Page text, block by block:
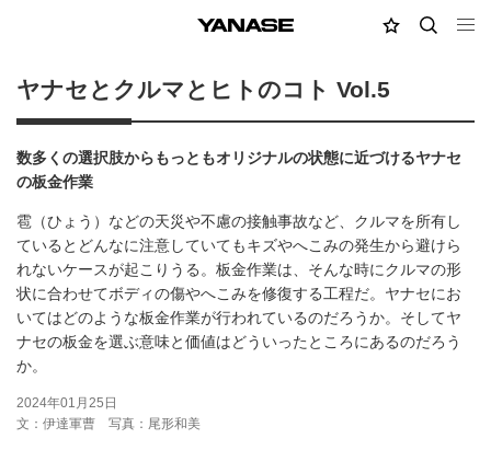
YANASE MY店舗検索
ヤナセとクルマとヒトのコト Vol.5
数多くの選択肢からもっともオリジナルの状態に近づけるヤナセ
の板金作業
雹（ひょう）などの天災や不慮の接触事故など、クルマを所有し
ているとどんなに注意していてもキズやへこみの発生から避けら
れないケースが起こりうる。板金作業は、そんな時にクルマの形
状に合わせてボディの傷やへこみを修復する工程だ。ヤナセにお
いてはどのような板金作業が行われているのだろうか。そしてヤ
ナセの板金を選ぶ意味と価値はどういったところにあるのだろう
か。
2024年01月25日
文：伊達軍曹
写真：尾形和美